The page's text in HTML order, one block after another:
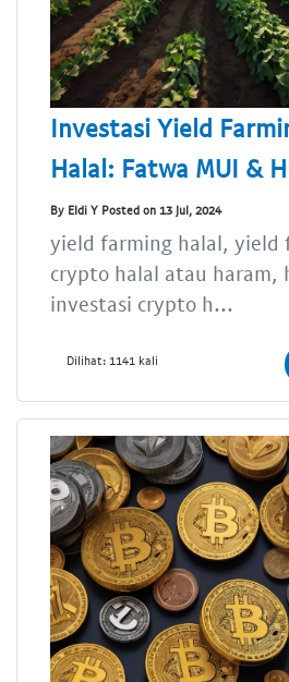
Investasi Yield
Halal: Fatwa MUI &
By Eldi Y Posted on 13 Jul, 2024
yield farming halal, yield
crypto halal atau haram,
investasi crypto h...
Dilihat: 1141 kali